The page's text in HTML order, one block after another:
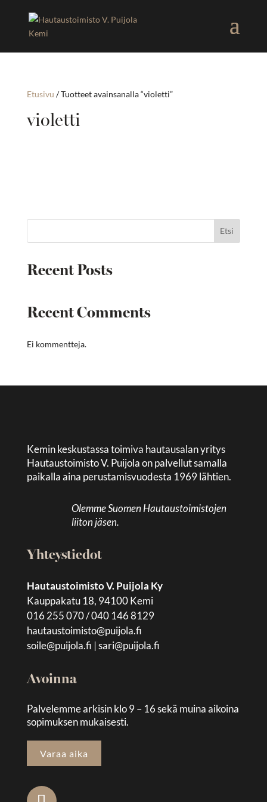
Etusivu / Tuotteet avainsanalla “violetti”
violetti
Etsi
Recent Posts
Recent Comments
Ei kommentteja.
Kemin keskustassa toimiva hautausalan yritys
Hautaustoimisto V. Puijola on palvellut samalla
paikalla aina perustamisvuodesta 1969 lähtien.
Olemme Suomen Hautaustoimistojen
liiton jäsen.
Yhteystiedot
Hautaustoimisto V. Puijola Ky
Kauppakatu 18, 94100 Kemi
016 255 070 / 040 146 8129
hautaustoimisto@puijola.fi
soile@puijola.fi |sari@puijola.fi
Avoinna
Palvelemme arkisin klo 9 – 16 sekä muina aikoina
sopimuksen mukaisesti.
Varaa aika